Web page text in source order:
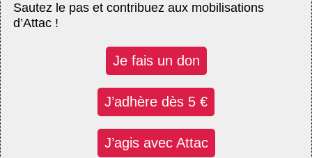
Sautez le pas et contribuez aux mobilisations
d’Attac !
Je fais un don
J’adhère dès 5 €
J’agis avec Attac